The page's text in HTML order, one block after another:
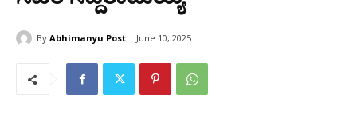
By Abhimanyu Post June 10, 2025